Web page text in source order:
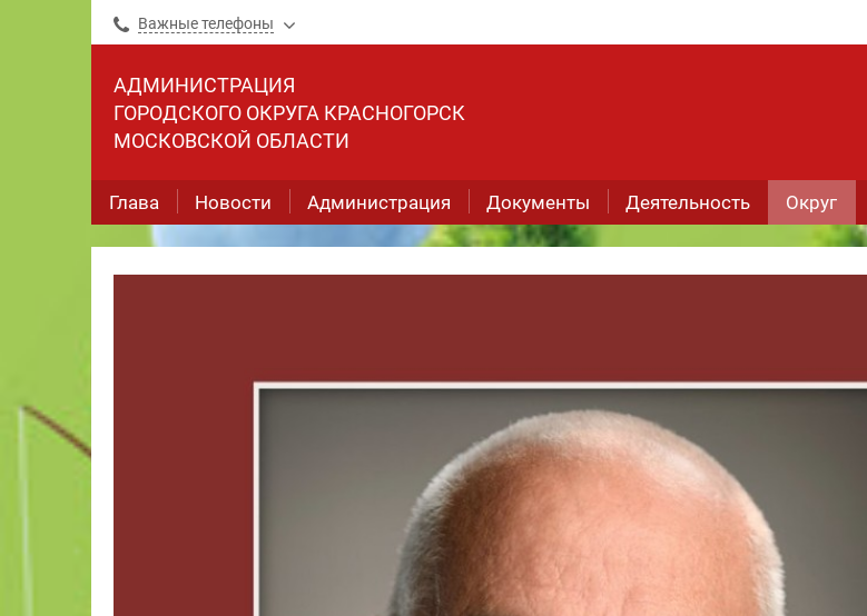
Важные телефоны
АДМИНИСТРАЦИЯ
ГОРОДСКОГО ОКРУГА КРАСНОГОРСК
МОСКОВСКОЙ ОБЛАСТИ
Глава Новости Администрация Документы Деятельность Округ